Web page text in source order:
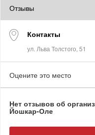
Отзывы
Контакты
Оцените это место
Нет отзывов об
Йошкар-Оле